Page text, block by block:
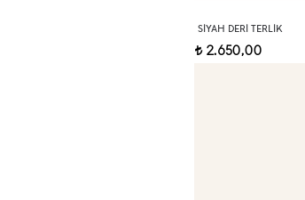
SIYAH DERI TERLIK
t2.650,00